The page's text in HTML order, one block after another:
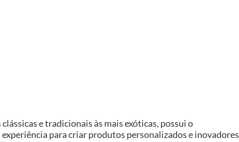
e tradicionais às mais exóticas, possui o
para criar produtos personalizados e inovadores